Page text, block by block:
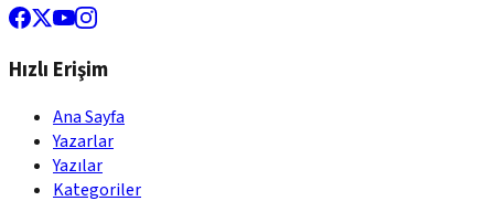
Hızlı Erişim
Ana Sayfa
Yazarlar
Yazılar
Kategoriler